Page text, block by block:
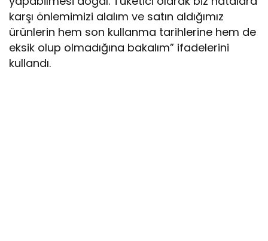
karşı önlemimizi alalım ve satın aldığımız
ürünlerin hem son kullanma tarihlerine hem de
eksik olup olmadığına bakalım” ifadelerini
kullandı.